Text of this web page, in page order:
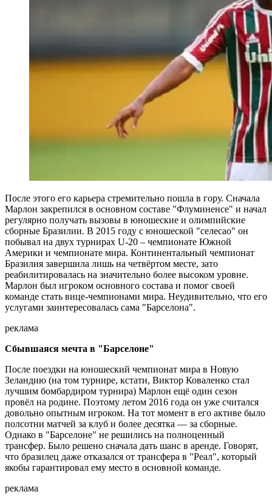
После этого его карьера стремительно пошла в гору. Сначала
Марлон закрепился в основном составе "Флуминенсе" и начал
регулярно получать вызовы в юношеские и олимпийские
сборные Бразилии. В 2015 году с юношеской "селесао" он
побывал на двух турнирах U-20 – чемпионате Южной
Америки и чемпионате мира. Континентальный чемпионат
Бразилия завершила лишь на четвёртом месте, зато
реабилитировалась на значительно более высоком уровне.
Марлон был игроком основного состава и помог своей
команде стать вице-чемпионами мира. Неудивительно, что его
услугами заинтересовалась сама "Барселона".
реклама
Сбывшаяся мечта в "Барселоне"
После поездки на юношеский чемпионат мира в Новую
Зеландию (на том турнире, кстати, Виктор Коваленко стал
лучшим бомбардиром турнира) Марлон ещё один сезон
провёл на родине. Поэтому летом 2016 года он уже считался
довольно опытным игроком. На тот момент в его активе было
полсотни матчей за клуб и более десятка — за сборные.
Однако в "Барселоне" не решились на полноценный
трансфер. Было решено сначала дать шанс в аренде. Говорят,
что бразилец даже отказался от трансфера в "Реал", который
якобы гарантировал ему место в основной команде.
реклама